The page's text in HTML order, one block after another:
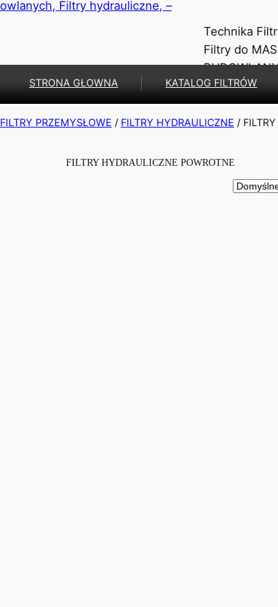
Technika
Filtry do
STRONA GŁOWNA KATALOG FILTRÓW
FILTRY PRZEMYSŁOWE / FILTRY HYDRAULICZNE /
FILTRY HYDRAULICZNE POWROTNE